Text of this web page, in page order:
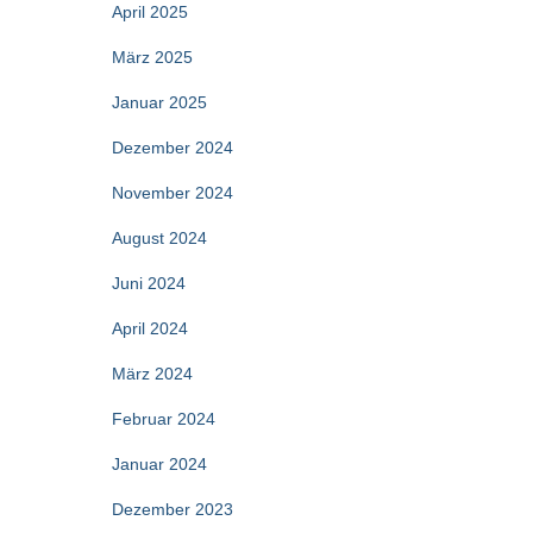
April 2025
März 2025
Januar 2025
Dezember 2024
November 2024
August 2024
Juni 2024
April 2024
März 2024
Februar 2024
Januar 2024
Dezember 2023